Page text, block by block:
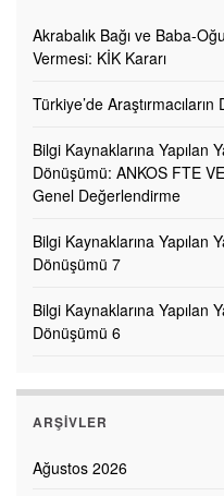
Akrabalık Bağı ve Baba-
Vermesi: KİK Kararı
Türkiye’de
Bilgi Kaynaklarına Yapılan
Dönüşümü: ANKOS FTE
Genel Değerlendirme
Bilgi Kaynaklarına Yapılan
Dönüşümü 7
Bilgi Kaynaklarına Yapılan
Dönüşümü 6
ARŞIVLER
Ağustos 2026